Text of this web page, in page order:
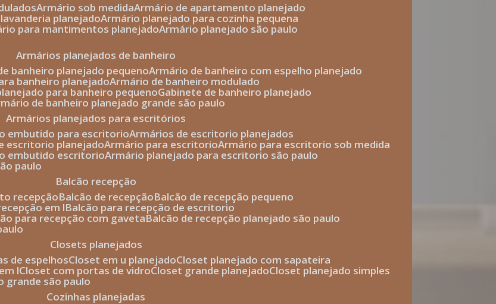
armário sob medida armário de apartamento planejado
lavanderia planejado armário planejado para cozinha pequena
para mantimentos planejado armário planejado são paulo
armários planejados de banheiro
banheiro planejado pequeno armário de banheiro com espelho planejado
banheiro planejado armário de banheiro modulado
para banheiro pequeno gabinete de banheiro planejado
de banheiro planejado grande são paulo
armários planejados para escritórios
embutido para escritorio armários de escritorio planejados
escritorio planejado armário para escritorio armário para escritorio sob medida
embutido escritorio armário planejado para escritorio são paulo
paulo
balcão recepção
recepção balcão de recepção balcão de recepção pequeno
em l balcão para recepção de escritorio
para recepção com gaveta balcão de recepção planejado são paulo
closets planejados
de espelhos closet em u planejado closet planejado com sapateira
l closet com portas de vidro closet grande planejado closet planejado simples
grande são paulo
cozinhas planejadas